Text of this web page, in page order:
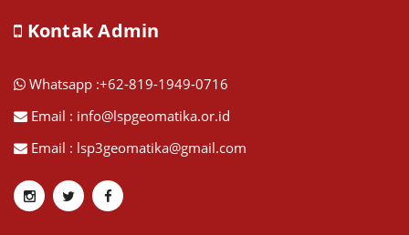
Kontak Admin
Whatsapp :+62-819-1949-0716
Email : info@lspgeomatika.or.id
Email : lsp3geomatika@gmail.com